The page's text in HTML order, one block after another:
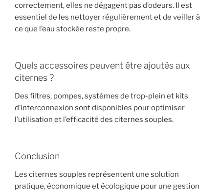
correctement, elles ne dégagent pas d’odeurs. Il est
essentiel de les nettoyer régulièrement et de veiller à
ce que l’eau stockée reste propre.
Quels accessoires peuvent être ajoutés aux
citernes ?
Des filtres, pompes, systèmes de trop-plein et kits
d’interconnexion sont disponibles pour optimiser
l’utilisation et l’efficacité des citernes souples.
Conclusion
Les citernes souples représentent une solution
pratique, économique et écologique pour une gestion